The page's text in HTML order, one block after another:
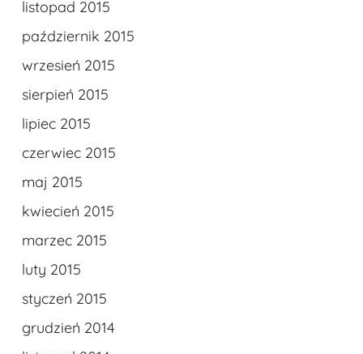
listopad 2015
październik 2015
wrzesień 2015
sierpień 2015
lipiec 2015
czerwiec 2015
maj 2015
kwiecień 2015
marzec 2015
luty 2015
styczeń 2015
grudzień 2014